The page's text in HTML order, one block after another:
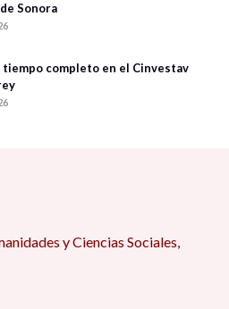
Sonora
tiempo completo en el Cinvestav
y Ciencias Sociales,